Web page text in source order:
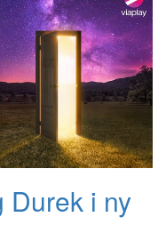
Durek i ny